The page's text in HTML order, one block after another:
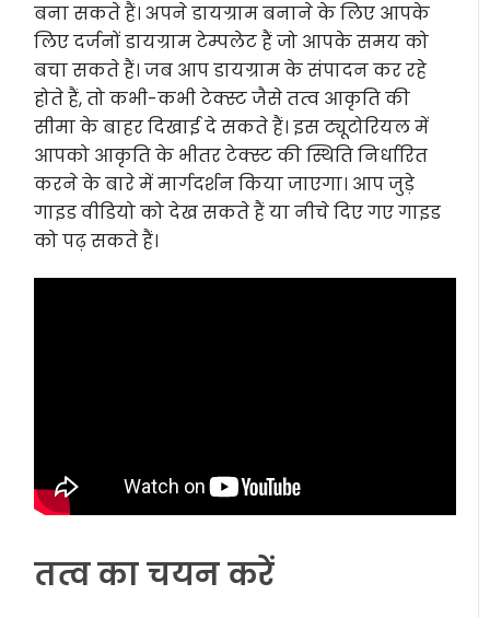
बना सकते हैं। अपने डायग्राम बनाने के लिए आपके
लिए दर्जनों डायग्राम टेम्पलेट हैं जो आपके समय को
बचा सकते हैं। जब आप डायग्राम के संपादन कर रहे
होते हैं, तो कभी-कभी टेक्स्ट जैसे तत्व आकृति की
सीमा के बाहर दिखाई दे सकते हैं। इस ट्यूटोरियल में
आपको आकृति के भीतर टेक्स्ट की स्थिति निर्धारित
करने के बारे में मार्गदर्शन किया जाएगा। आप जुड़े
गाइड वीडियो को देख सकते हैं या नीचे दिए गए गाइड
को पढ़ सकते हैं।
तत्व का चयन करें